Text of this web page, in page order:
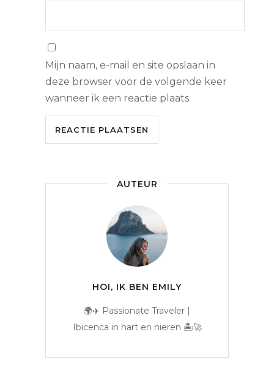
Mijn naam, e-mail en site opslaan in
deze browser voor de volgende keer
wanneer ik een reactie plaats.
AUTEUR
HOI, IK BEN EMILY
🌍✈️ Passionate Traveler |
Ibicenca in hart en nieren 🏝️🚀